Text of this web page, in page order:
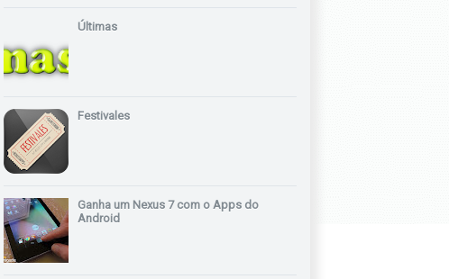
Últimas
Festivales
Ganha um Nexus 7 com o Apps do
Android